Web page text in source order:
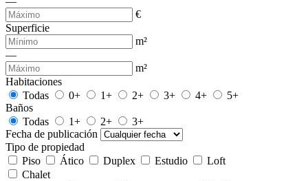
€
Superficie
m²
—
m²
Habitaciones
Todas
0+ 1+ 2+ 3+ 4+
5+
Baños
Todas
1+ 2+
3+
Fecha de publicación
Tipo de propiedad
Piso
Ático Duplex Estudio
Loft
Chalet